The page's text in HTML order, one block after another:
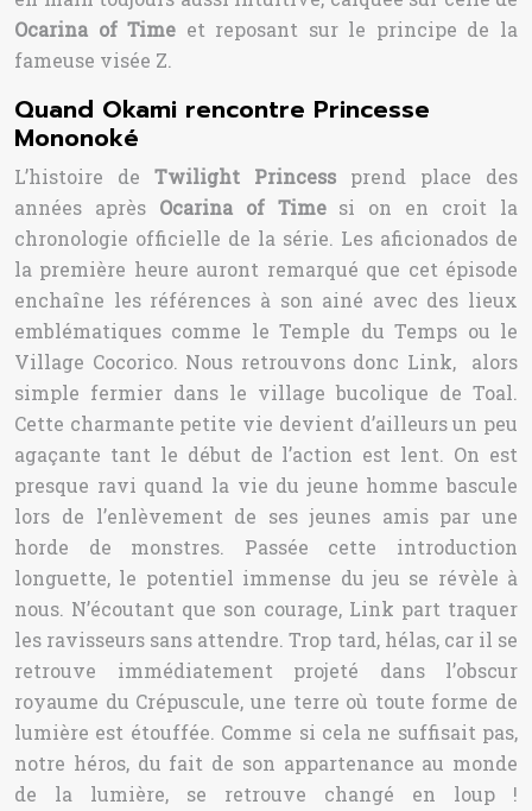
Ocarina of Time et reposant sur le principe de la
fameuse visée Z.
Quand Okami rencontre Princesse
Mononoké
L’histoire de Twilight Princess prend place des
années après Ocarina of Timesi on en croit la
chronologie officielle de la série. Les aficionados de
la première heure auront remarqué que cet épisode
enchaîne les références à son ainé avec des lieux
emblématiques comme le Temple du Temps ou le
Village Cocorico. Nous retrouvons donc Link, alors
simple fermier dans le village bucolique de Toal.
Cette charmante petite vie devient d’ailleurs un peu
agaçante tant le début de l’action est lent. On est
presque ravi quand la vie du jeune homme bascule
lors de l’enlèvement de ses jeunes amis par une
horde de monstres. Passée cette introduction
longuette, le potentiel immense du jeu se révèle à
nous. N’écoutant que son courage, Link part traquer
les ravisseurs sans attendre. Trop tard, hélas, car il se
retrouve immédiatement projeté dans l’obscur
royaume du Crépuscule, une terre où toute forme de
lumière est étouffée. Comme si cela ne suffisait pas,
notre héros, du fait de son appartenance au monde
de la lumière, se retrouve changé en loup !